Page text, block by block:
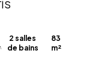
2 salles
de bains
83
m²